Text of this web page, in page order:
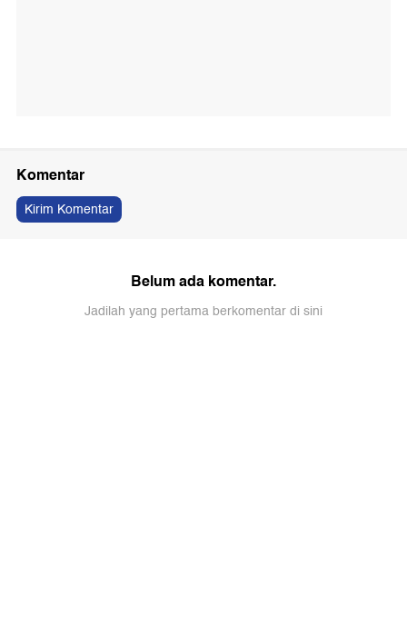
Komentar
Kirim Komentar
Belum ada komentar.
Jadilah yang pertama berkomentar di sini